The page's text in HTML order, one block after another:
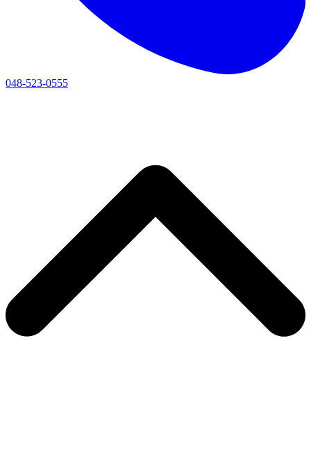
048-523-0555